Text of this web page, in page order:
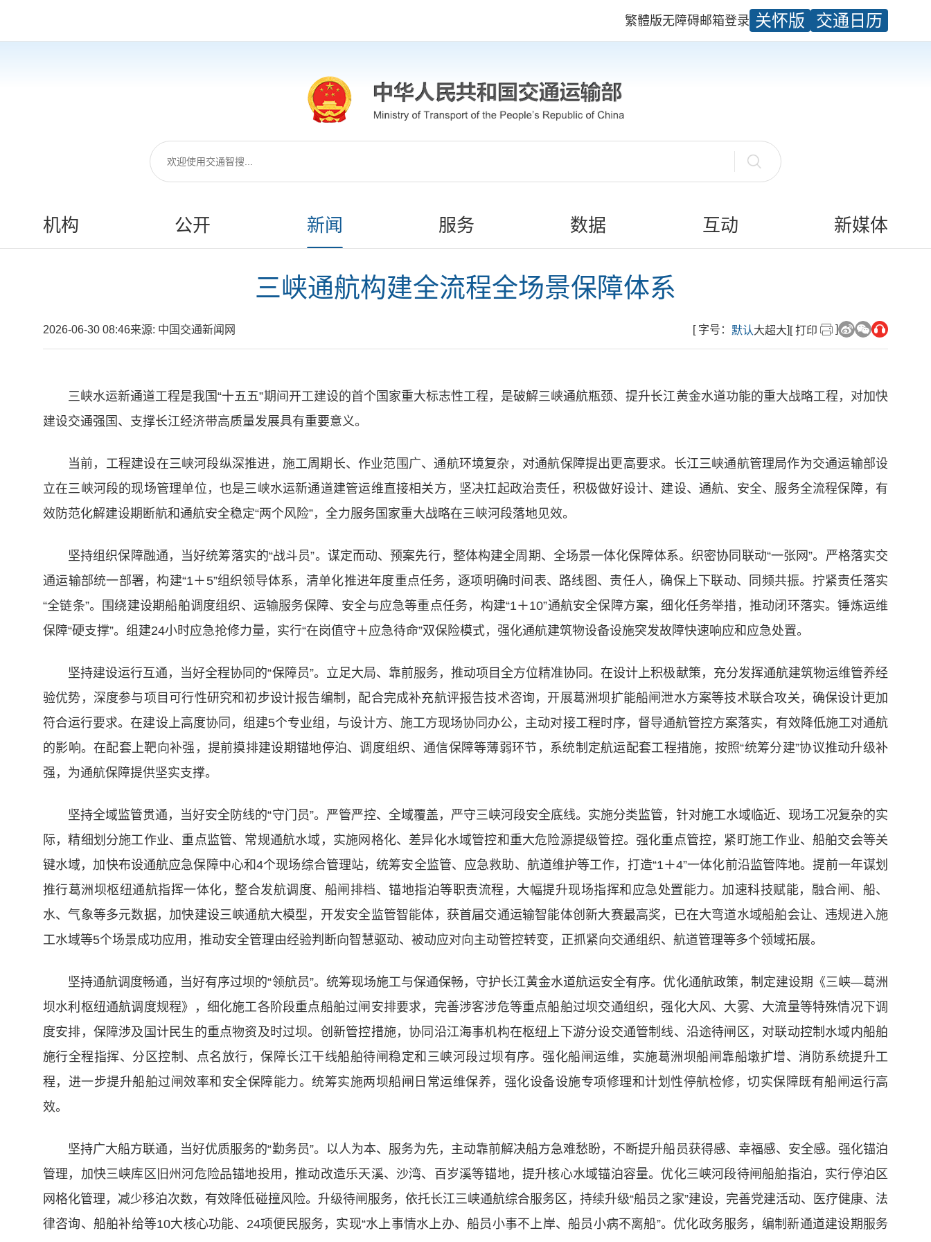
繁體版无障碍邮箱登录 关怀版 交通日历
机构 公开 新闻 服务 数据 互动 新媒体
三峡通航构建全流程全场景保障体系
2026-06-30 08:46来源: 中国交通新闻网 [ 字号： 默认大超大] [ 打印 ]
三峡水运新通道工程是我国“十五五”期间开工建设的首个国家重大标志性工程，是破解三峡通航瓶颈、提升长江黄金水道功能的重大战略工程，对加快
建设交通强国、支撑长江经济带高质量发展具有重要意义。
当前，工程建设在三峡河段纵深推进，施工周期长、作业范围广、通航环境复杂，对通航保障提出更高要求。长江三峡通航管理局作为交通运输部设
立在三峡河段的现场管理单位，也是三峡水运新通道建管运维直接相关方，坚决扛起政治责任，积极做好设计、建设、通航、安全、服务全流程保障，有
效防范化解建设期断航和通航安全稳定“两个风险”，全力服务国家重大战略在三峡河段落地见效。
坚持组织保障融通，当好统筹落实的“战斗员”。谋定而动、预案先行，整体构建全周期、全场景一体化保障体系。织密协同联动“一张网”。严格落实交
通运输部统一部署，构建“1＋5”组织领导体系，清单化推进年度重点任务，逐项明确时间表、路线图、责任人，确保上下联动、同频共振。拧紧责任落实
“全链条”。围绕建设期船舶调度组织、运输服务保障、安全与应急等重点任务，构建“1＋10”通航安全保障方案，细化任务举措，推动闭环落实。锤炼运维
保障“硬支撑”。组建24小时应急抢修力量，实行“在岗值守＋应急待命”双保险模式，强化通航建筑物设备设施突发故障快速响应和应急处置。
坚持建设运行互通，当好全程协同的“保障员”。立足大局、靠前服务，推动项目全方位精准协同。在设计上积极献策，充分发挥通航建筑物运维管养经
验优势，深度参与项目可行性研究和初步设计报告编制，配合完成补充航评报告技术咨询，开展葛洲坝扩能船闸泄水方案等技术联合攻关，确保设计更加
符合运行要求。在建设上高度协同，组建5个专业组，与设计方、施工方现场协同办公，主动对接工程时序，督导通航管控方案落实，有效降低施工对通航
的影响。在配套上靶向补强，提前摸排建设期锚地停泊、调度组织、通信保障等薄弱环节，系统制定航运配套工程措施，按照“统筹分建”协议推动升级补
强，为通航保障提供坚实支撑。
坚持全域监管贯通，当好安全防线的“守门员”。严管严控、全域覆盖，严守三峡河段安全底线。实施分类监管，针对施工水域临近、现场工况复杂的实
际，精细划分施工作业、重点监管、常规通航水域，实施网格化、差异化水域管控和重大危险源提级管控。强化重点管控，紧盯施工作业、船舶交会等关
键水域，加快布设通航应急保障中心和4个现场综合管理站，统筹安全监管、应急救助、航道维护等工作，打造“1＋4”一体化前沿监管阵地。提前一年谋划
推行葛洲坝枢纽通航指挥一体化，整合发航调度、船闸排档、锚地指泊等职责流程，大幅提升现场指挥和应急处置能力。加速科技赋能，融合闸、船、
水、气象等多元数据，加快建设三峡通航大模型，开发安全监管智能体，获首届交通运输智能体创新大赛最高奖，已在大弯道水域船舶会让、违规进入施
工水域等5个场景成功应用，推动安全管理由经验判断向智慧驱动、被动应对向主动管控转变，正抓紧向交通组织、航道管理等多个领域拓展。
坚持通航调度畅通，当好有序过坝的“领航员”。统筹现场施工与保通保畅，守护长江黄金水道航运安全有序。优化通航政策，制定建设期《三峡—葛洲
坝水利枢纽通航调度规程》，细化施工各阶段重点船舶过闸安排要求，完善涉客涉危等重点船舶过坝交通组织，强化大风、大雾、大流量等特殊情况下调
度安排，保障涉及国计民生的重点物资及时过坝。创新管控措施，协同沿江海事机构在枢纽上下游分设交通管制线、沿途待闸区，对联动控制水域内船舶
施行全程指挥、分区控制、点名放行，保障长江干线船舶待闸稳定和三峡河段过坝有序。强化船闸运维，实施葛洲坝船闸靠船墩扩增、消防系统提升工
程，进一步提升船舶过闸效率和安全保障能力。统筹实施两坝船闸日常运维保养，强化设备设施专项修理和计划性停航检修，切实保障既有船闸运行高
效。
坚持广大船方联通，当好优质服务的“勤务员”。以人为本、服务为先，主动靠前解决船方急难愁盼，不断提升船员获得感、幸福感、安全感。强化锚泊
管理，加快三峡库区旧州河危险品锚地投用，推动改造乐天溪、沙湾、百岁溪等锚地，提升核心水域锚泊容量。优化三峡河段待闸船舶指泊，实行停泊区
网格化管理，减少移泊次数，有效降低碰撞风险。升级待闸服务，依托长江三峡通航综合服务区，持续升级“船员之家”建设，完善党建活动、医疗健康、法
律咨询、船舶补给等10大核心功能、24项便民服务，实现“水上事情水上办、船员小事不上岸、船员小病不离船”。优化政务服务，编制新通道建设期服务